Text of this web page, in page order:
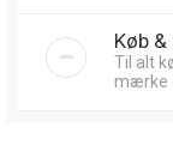
Køb &
Til alt
mærke